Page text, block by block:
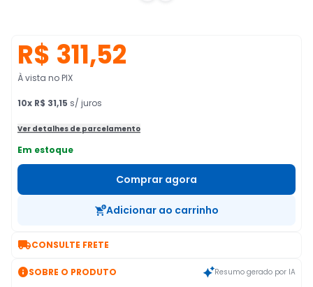
R$ 311,52
À vista no PIX
10x R$ 31,15 s/ juros
Ver detalhes de parcelamento
Em estoque
Comprar agora
Adicionar ao carrinho
CONSULTE FRETE
SOBRE O PRODUTO Resumo gerado por IA